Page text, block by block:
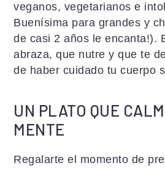
veganos, vegetarianos e
Buenísima para grandes y
de casi 2 años le encanta!).
abraza, que nutre y que te
de haber cuidado tu cuerpo
UN PLATO QUE
MENTE
Regalarte el momento de